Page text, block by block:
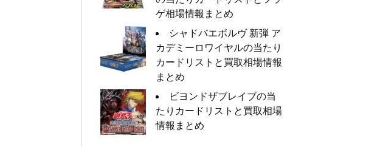
ゲ相場情報まとめ
シャドバエボルヴ 新弾 ア
カデミーロワイヤルの当たり
カードリストと買取相場情報
まとめ
ビヨンドザブレイブの当
たりカードリストと買取相場
情報まとめ